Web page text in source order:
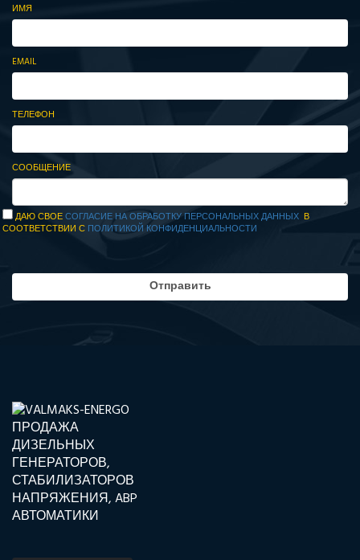
ИМЯ
EMAIL
ТЕЛЕФОН
СООБЩЕНИЕ
ДАЮ СВОЕСОГЛАСИЕ НА ОБРАБОТКУ ПЕРСОНАЛЬНЫХ ДАННЫХ В
СООТВЕТСТВИИ С ПОЛИТИКОЙ КОНФИДЕНЦИАЛЬНОСТИ